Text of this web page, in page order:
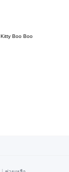
Kitty Boo Boo